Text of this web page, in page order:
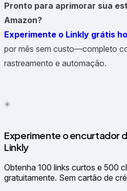
Pronto para aprimorar sua
Amazon?
Experimente o Linkly grátis
por mês sem custo—completo
rastreamento e automação.
✳
●
Experimente o encurtador
Linkly
Obtenha 100 links curtos e 500
gratuitamente. Sem cartão de